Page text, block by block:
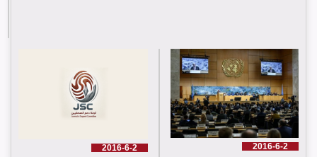
لجنة دعم الصحفيين تلتقي اللجنة الدولية للصليب الأحمر في جنيف
2016-6-2
2016-6-2